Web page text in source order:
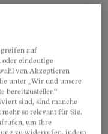
auf
oder eindeutige
von Akzeptieren
unter „Wir und unsere
bereitzustellen“
sind, sind manche
so relevant für Sie.
um Ihre